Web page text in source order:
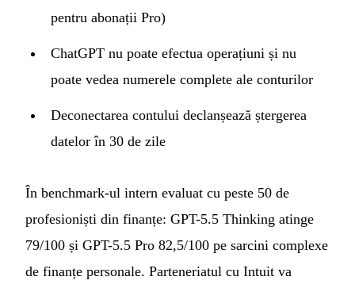
pentru abonații Pro)
ChatGPT nu poate efectua operațiuni și nu
poate vedea numerele complete ale conturilor
Deconectarea contului declanșează ștergerea
datelor în 30 de zile
În benchmark-ul intern evaluat cu peste 50 de
profesioniști din finanțe: GPT-5.5 Thinking atinge
79/100 și GPT-5.5 Pro 82,5/100 pe sarcini complexe
de finanțe personale. Parteneriatul cu Intuit va